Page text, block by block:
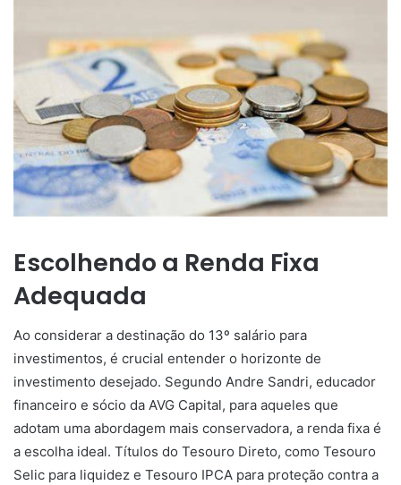
Escolhendo a Renda Fixa
Adequada
Ao considerar a destinação do 13º salário para
investimentos, é crucial entender o horizonte de
investimento desejado. Segundo Andre Sandri, educador
financeiro e sócio da AVG Capital, para aqueles que
adotam uma abordagem mais conservadora, a renda fixa é
a escolha ideal. Títulos do Tesouro Direto, como Tesouro
Selic para liquidez e Tesouro IPCA para proteção contra a